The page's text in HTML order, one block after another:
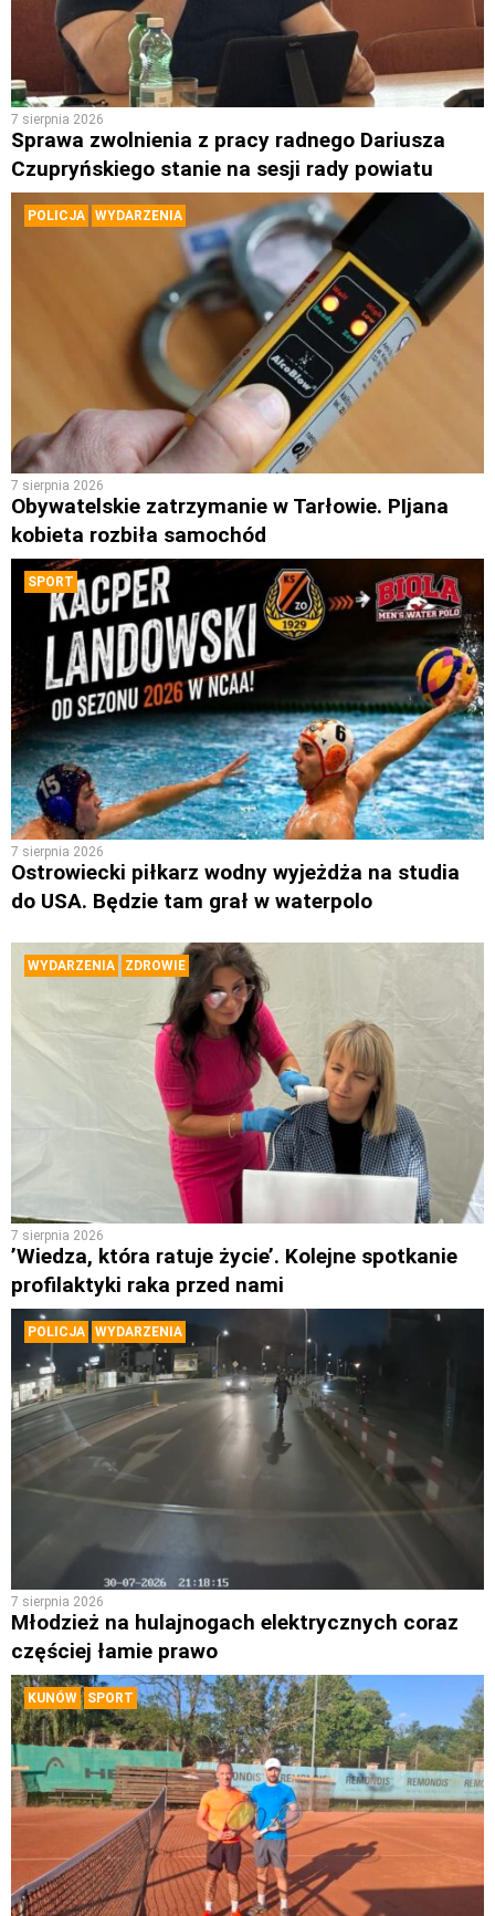
7 sierpnia 2026
Sprawa zwolnienia z pracy radnego Dariusza
Czupryńskiego stanie na sesji rady powiatu
POLICJA WYDARZENIA
7 sierpnia 2026
Obywatelskie zatrzymanie w Tarłowie. PIjana
kobieta rozbiła samochód
SPORT
7 sierpnia 2026
Ostrowiecki piłkarz wodny wyjeżdża na studia
do USA. Będzie tam grał w waterpolo
WYDARZENIA ZDROWIE
7 sierpnia 2026
’Wiedza, która ratuje życie’. Kolejne spotkanie
profilaktyki raka przed nami
POLICJA WYDARZENIA
7 sierpnia 2026
Młodzież na hulajnogach elektrycznych coraz
częściej łamie prawo
KUNÓW SPORT